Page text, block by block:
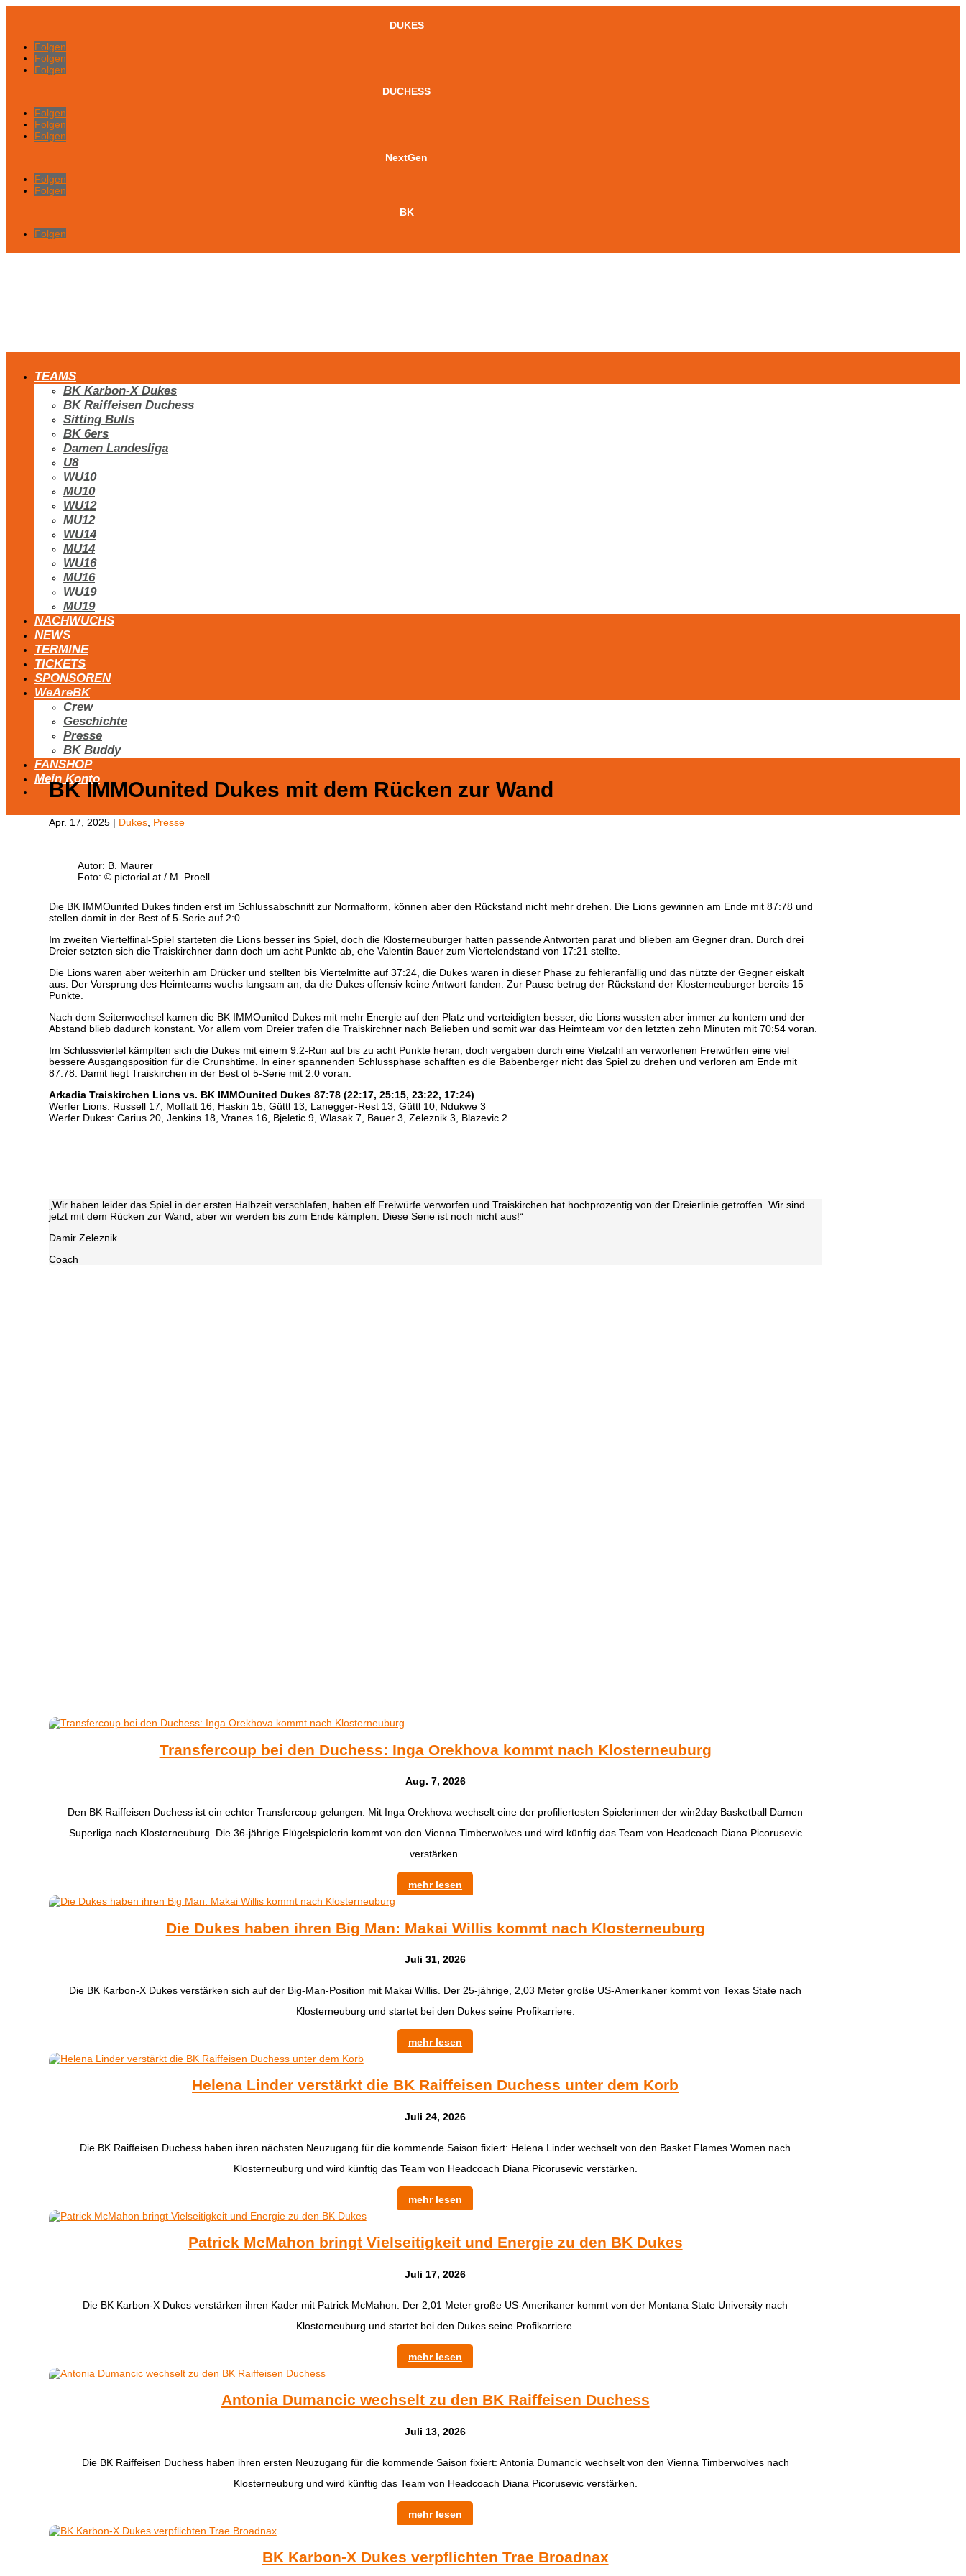
DUKES
Folgen
Folgen
Folgen
DUCHESS
Folgen
Folgen
Folgen
NextGen
Folgen
Folgen
BK
Folgen
TEAMS
BK Karbon-X Dukes
BK Raiffeisen Duchess
Sitting Bulls
BK 6ers
Damen Landesliga
U8
WU10
MU10
WU12
MU12
WU14
MU14
WU16
MU16
WU19
MU19
NACHWUCHS
NEWS
TERMINE
TICKETS
SPONSOREN
WeAreBK
Crew
Geschichte
Presse
BK Buddy
FANSHOP
Mein Konto
BK IMMOunited Dukes mit dem Rücken zur Wand
Apr. 17, 2025| Dukes, Presse
Autor: B. Maurer
Foto: © pictorial.at / M. Proell
Die BK IMMOunited Dukes finden erst im Schlussabschnitt zur Normalform, können aber den Rückstand nicht mehr drehen. Die Lions gewinnen am Ende mit 87:78 und
stellen damit in der Best of 5-Serie auf 2:0.
Im zweiten Viertelfinal-Spiel starteten die Lions besser ins Spiel, doch die Klosterneuburger hatten passende Antworten parat und blieben am Gegner dran. Durch drei
Dreier setzten sich die Traiskirchner dann doch um acht Punkte ab, ehe Valentin Bauer zum Viertelendstand von 17:21 stellte.
Die Lions waren aber weiterhin am Drücker und stellten bis Viertelmitte auf 37:24, die Dukes waren in dieser Phase zu fehleranfällig und das nützte der Gegner eiskalt
aus. Der Vorsprung des Heimteams wuchs langsam an, da die Dukes offensiv keine Antwort fanden. Zur Pause betrug der Rückstand der Klosterneuburger bereits 15
Punkte.
Nach dem Seitenwechsel kamen die BK IMMOunited Dukes mit mehr Energie auf den Platz und verteidigten besser, die Lions wussten aber immer zu kontern und der
Abstand blieb dadurch konstant. Vor allem vom Dreier trafen die Traiskirchner nach Belieben und somit war das Heimteam vor den letzten zehn Minuten mit 70:54 voran.
Im Schlussviertel kämpften sich die Dukes mit einem 9:2-Run auf bis zu acht Punkte heran, doch vergaben durch eine Vielzahl an verworfenen Freiwürfen eine viel
bessere Ausgangsposition für die Crunshtime. In einer spannenden Schlussphase schafften es die Babenberger nicht das Spiel zu drehen und verloren am Ende mit
87:78. Damit liegt Traiskirchen in der Best of 5-Serie mit 2:0 voran.
Arkadia Traiskirchen Lions vs. BK IMMOunited Dukes 87:78 (22:17, 25:15, 23:22, 17:24)
Werfer Lions: Russell 17, Moffatt 16, Haskin 15, Güttl 13, Lanegger-Rest 13, Güttl 10, Ndukwe 3
Werfer Dukes: Carius 20, Jenkins 18, Vranes 16, Bjeletic 9, Wlasak 7, Bauer 3, Zeleznik 3, Blazevic 2
„Wir haben leider das Spiel in der ersten Halbzeit verschlafen, haben elf Freiwürfe verworfen und Traiskirchen hat hochprozentig von der Dreierlinie getroffen. Wir sind
jetzt mit dem Rücken zur Wand, aber wir werden bis zum Ende kämpfen. Diese Serie ist noch nicht aus!“
Damir Zeleznik
Coach
Transfercoup bei den Duchess: Inga Orekhova kommt nach Klosterneuburg
Aug. 7, 2026
Den BK Raiffeisen Duchess ist ein echter Transfercoup gelungen: Mit Inga Orekhova wechselt eine der profiliertesten Spielerinnen der win2day Basketball Damen
Superliga nach Klosterneuburg. Die 36-jährige Flügelspielerin kommt von den Vienna Timberwolves und wird künftig das Team von Headcoach Diana Picorusevic
verstärken.
mehr lesen
Die Dukes haben ihren Big Man: Makai Willis kommt nach Klosterneuburg
Juli 31, 2026
​Die BK Karbon-X Dukes verstärken sich auf der Big-Man-Position mit Makai Willis. Der 25-jährige, 2,03 Meter große US-Amerikaner kommt von Texas State nach
Klosterneuburg und startet bei den Dukes seine Profikarriere.
mehr lesen
Helena Linder verstärkt die BK Raiffeisen Duchess unter dem Korb
Juli 24, 2026
Die BK Raiffeisen Duchess haben ihren nächsten Neuzugang für die kommende Saison fixiert: Helena Linder wechselt von den Basket Flames Women nach
Klosterneuburg und wird künftig das Team von Headcoach Diana Picorusevic verstärken.
mehr lesen
Patrick McMahon bringt Vielseitigkeit und Energie zu den BK Dukes
Juli 17, 2026
Die BK Karbon-X Dukes verstärken ihren Kader mit Patrick McMahon. Der 2,01 Meter große US-Amerikaner kommt von der Montana State University nach
Klosterneuburg und startet bei den Dukes seine Profikarriere.
mehr lesen
Antonia Dumancic wechselt zu den BK Raiffeisen Duchess
Juli 13, 2026
Die BK Raiffeisen Duchess haben ihren ersten Neuzugang für die kommende Saison fixiert: Antonia Dumancic wechselt von den Vienna Timberwolves nach
Klosterneuburg und wird künftig das Team von Headcoach Diana Picorusevic verstärken.
mehr lesen
BK Karbon-X Dukes verpflichten Trae Broadnax